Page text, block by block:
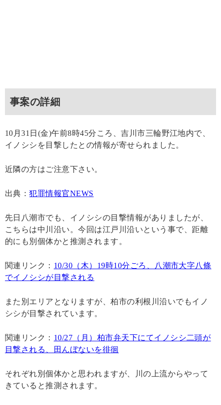
事案の詳細
10月31日(金)午前8時45分ころ、吉川市三輪野江地内で、
イノシシを目撃したとの情報が寄せられました。
近隣の方はご注意下さい。
出典：犯罪情報官NEWS
先日八潮市でも、イノシシの目撃情報がありましたが、
こちらは中川沿い。今回は江戸川沿いという事で、距離
的にも別個体かと推測されます。
関連リンク： 10/30（木）19時10分ごろ、八潮市大字八條
でイノシシが目撃される
また別エリアとなりますが、柏市の利根川沿いでもイノ
シシが目撃されています。
関連リンク： 10/27（月）柏市弁天下にてイノシシ二頭が
目撃される、田んぼないを徘徊
それぞれ別個体かと思われますが、川の上流からやって
きていると推測されます。